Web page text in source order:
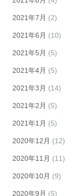
2021年7月 (2)
2021年6月 (10)
2021年5月 (5)
2021年4月 (5)
2021年3月 (14)
2021年2月 (5)
2021年1月 (5)
2020年12月 (12)
2020年11月 (11)
2020年10月 (9)
2020年9月 (5)